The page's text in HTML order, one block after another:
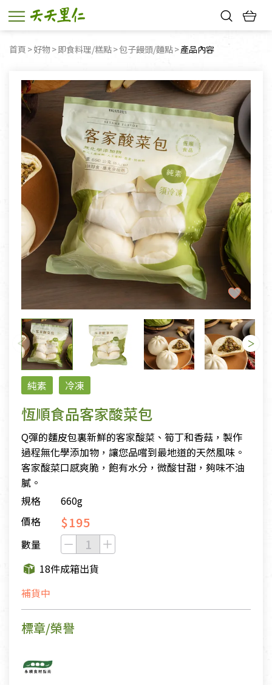
首頁 好物 即食料理/糕點 包子饅頭/麵點 目前頁面：
產品內容
純素 冷凍
恆順食品客家酸菜包
Q彈的麵皮包裏新鮮的客家酸菜、筍丁和香菇，製作
過程無化學添加物，讓您品嚐到最地道的天然風味。
客家酸菜口感爽脆，飽有水分，微酸甘甜，夠味不油
膩。
規格
660g
價格
$195
數量
18件成箱出貨
補貨中
標章/榮譽